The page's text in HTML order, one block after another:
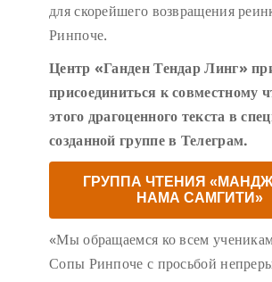
для скорейшего возвращения
Ринпоче.
Центр «Ганден Тендар Линг»
присоединиться к совместному
этого драгоценного текста в
созданной группе в Телеграм.
ГРУППА ЧТЕНИЯ
НАМА САМГИТИ»
«Мы обращаемся ко всем
Сопы Ринпоче с просьбой